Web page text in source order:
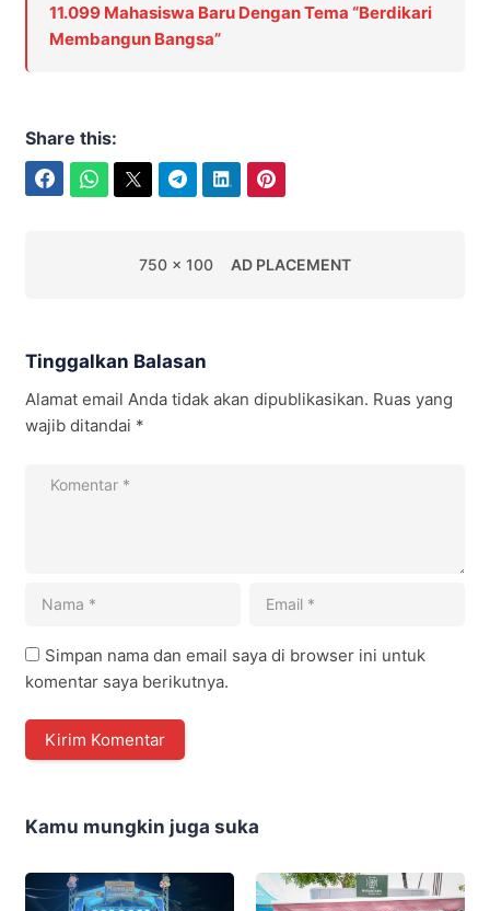
11.099 Mahasiswa Baru Dengan Tema “Berdikari
Membangun Bangsa”
Share this:
750 x 100 AD PLACEMENT
Tinggalkan Balasan
Alamat email Anda tidak akan dipublikasikan. Ruas yang
wajib ditandai *
Simpan nama dan email saya di browser ini untuk
komentar saya berikutnya.
Kamu mungkin juga suka